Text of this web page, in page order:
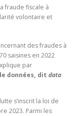
fraude fiscale à
volontaire et
des fraudes à
saisines en 2022
par
données, dit data
s’inscrit la loi de
2023. Parmi les